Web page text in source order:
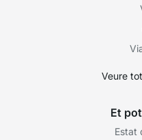
Veure
Et
Estat